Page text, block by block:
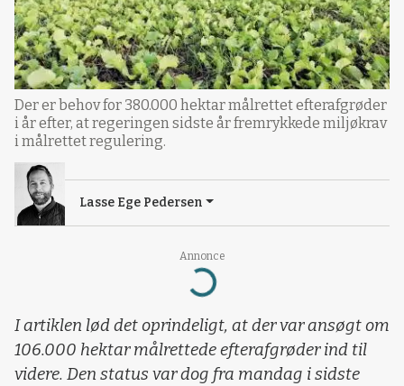
Annonce
Loading...
Der er behov for 380.000 hektar målrettet efterafgrøder
i år efter, at regeringen sidste år fremrykkede miljøkrav
i målrettet regulering.
Lasse Ege Pedersen
I artiklen lød det oprindeligt, at der var ansøgt om
106.000 hektar målrettede efterafgrøder ind til
videre. Den status var dog fra mandag i sidste